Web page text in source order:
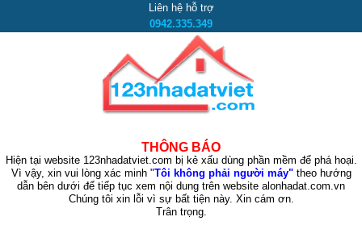
Liên hệ hỗ trợ
0942.335.349
THÔNG BÁO
Hiện tại website 123nhadatviet.com bị kẻ xấu dùng phần mềm để phá hoại.
Vì vậy, xin vui lòng xác minh "Tôi không phải người máy"theo hướng
dẫn bên dưới để tiếp tục xem nội dung trên website alonhadat.com.vn
Chúng tôi xin lỗi vì sự bất tiện này. Xin cám ơn.
Trân trọng.